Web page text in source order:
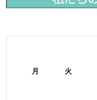
月 火